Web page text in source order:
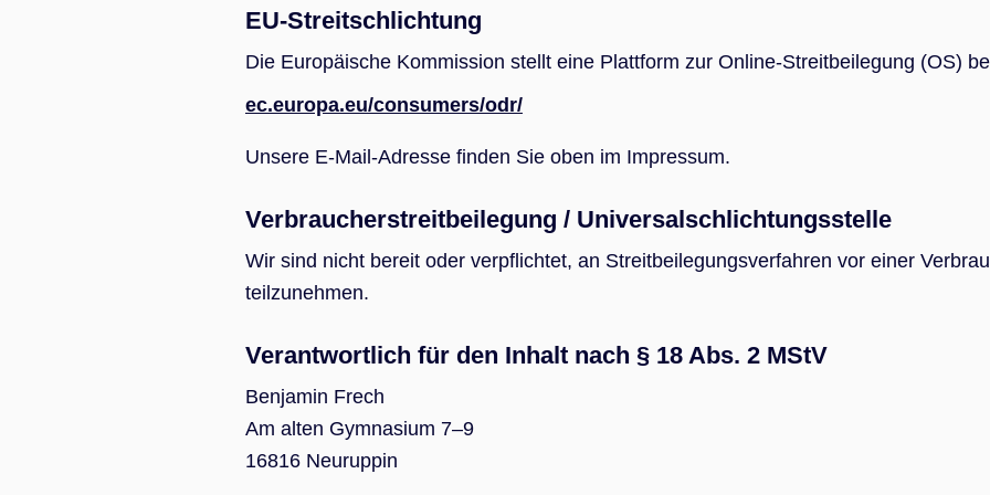
EU-Streitschlichtung
Die Europäische Kommission stellt eine Plattform zur Online-Streitbeilegung (OS)
ec.europa.eu/consumers/odr/
Unsere E-Mail-Adresse finden Sie oben im Impressum.
Verbraucherstreitbeilegung / Universalschlichtungsstelle
Wir sind nicht bereit oder verpflichtet, an Streitbeilegungsverfahren vor einer
teilzunehmen.
Verantwortlich für den Inhalt nach § 18 Abs. 2 MStV
Benjamin Frech
Am alten Gymnasium 7–9
16816 Neuruppin